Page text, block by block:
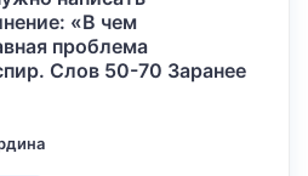
«В чем
проблема
Слов 50-70 Заранее